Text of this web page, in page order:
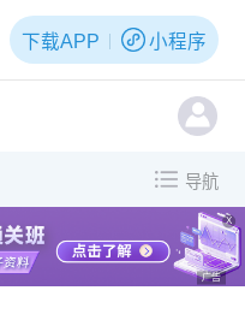
下载APP 小程序
导航
X
广告